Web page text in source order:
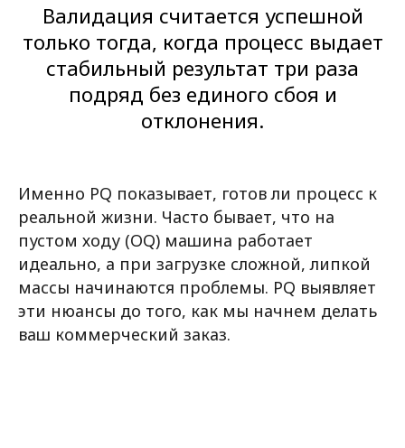
Валидация считается успешной
только тогда, когда процесс выдает
стабильный результат три раза
подряд без единого сбоя и
отклонения.
Именно PQ показывает, готов ли процесс к
реальной жизни. Часто бывает, что на
пустом ходу (OQ) машина работает
идеально, а при загрузке сложной, липкой
массы начинаются проблемы. PQ выявляет
эти нюансы до того, как мы начнем делать
ваш коммерческий заказ.